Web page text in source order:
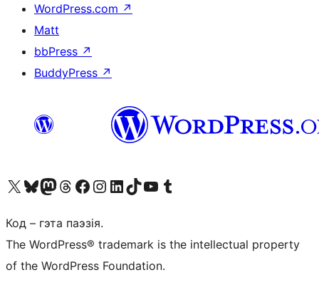
WordPress.com ↗
Matt
bbPress ↗
BuddyPress ↗
Наведайце наш акаўнт у X (былы Twitter)
Visit our Bluesky account
Visit our Mastodon account
Visit our Threads account
Наведаеце нашу старонку на Facebook
Наведайце наш Instagram
Наведайце нашу старонку ў LinkedIn
Visit our TikTok account
Наведайце наш YouTube каналVisit our Tumblr account
Код – гэта паэзія.
The WordPress® trademark is the intellectual property
of the WordPress Foundation.